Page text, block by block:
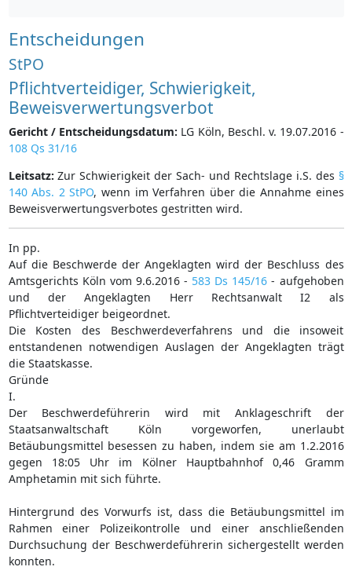
Entscheidungen
StPO
Pflichtverteidiger, Schwierigkeit,
Beweisverwertungsverbot
Gericht / Entscheidungsdatum: LG Köln, Beschl. v. 19.07.2016 -
108 Qs 31/16
Leitsatz: Zur Schwierigkeit der Sach- und Rechtslage i.S. des §
140 Abs. 2 StPO, wenn im Verfahren über die Annahme eines
Beweisverwertungsverbotes gestritten wird.
In pp.
Auf die Beschwerde der Angeklagten wird der Beschluss des
Amtsgerichts Köln vom 9.6.2016 - 583 Ds 145/16 - aufgehoben
und der Angeklagten Herr Rechtsanwalt I2 als
Pflichtverteidiger beigeordnet.
Die Kosten des Beschwerdeverfahrens und die insoweit
entstandenen notwendigen Auslagen der Angeklagten trägt
die Staatskasse.
Gründe
I.
Der Beschwerdeführerin wird mit Anklageschrift der
Staatsanwaltschaft Köln vorgeworfen, unerlaubt
Betäubungsmittel besessen zu haben, indem sie am 1.2.2016
gegen 18:05 Uhr im Kölner Hauptbahnhof 0,46 Gramm
Amphetamin mit sich führte.
Hintergrund des Vorwurfs ist, dass die Betäubungsmittel im
Rahmen einer Polizeikontrolle und einer anschließenden
Durchsuchung der Beschwerdeführerin sichergestellt werden
konnten.